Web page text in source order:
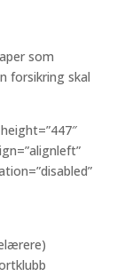
som
forsikring skal